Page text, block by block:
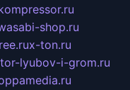
shop.ru
x-ton.ru
tor-lyubov-i-grom.ru